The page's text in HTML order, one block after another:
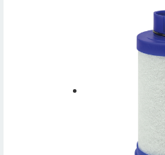
AUTENTIFICARE